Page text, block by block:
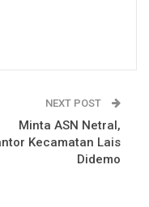
NEXT POST
Minta ASN Netral,
Kecamatan Lais
Didemo